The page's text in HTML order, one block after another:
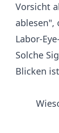
Vorsicht
ablesen",
Labor-
Solche
Blicken